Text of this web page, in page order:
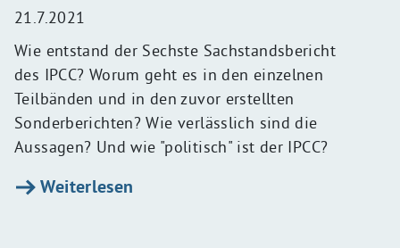
21.7.2021
Wie entstand der Sechste Sachstandsbericht
des IPCC? Worum geht es in den einzelnen
Teilbänden und in den zuvor erstellten
Sonderberichten? Wie verlässlich sind die
Aussagen? Und wie "politisch" ist der IPCC?
Weiterlesen